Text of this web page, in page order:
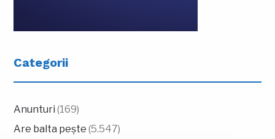
Categorii
Anunturi (169)
Are balta pește (5.547)